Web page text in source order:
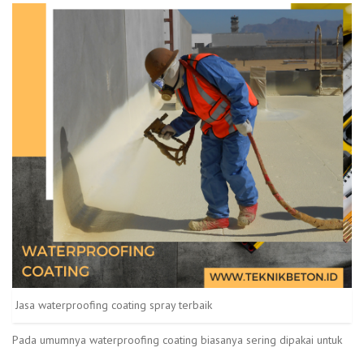
Jasa waterproofing coating spray terbaik
Pada umumnya waterproofing coating biasanya sering dipakai untuk